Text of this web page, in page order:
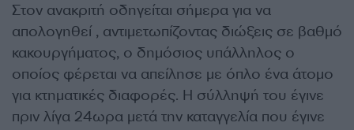
Στον ανακριτή οδηγείται σήμερα για να
απολογηθεί , αντιμετωπίζοντας διώξεις σε βαθμό
κακουργήματος, ο δημόσιος υπάλληλος ο
οποίος φέρεται να απείλησε με όπλο ένα άτομο
για κτηματικές διαφορές. Η σύλληψή του έγινε
πριν λίγα 24ωρα μετά την καταγγελία που έγινε